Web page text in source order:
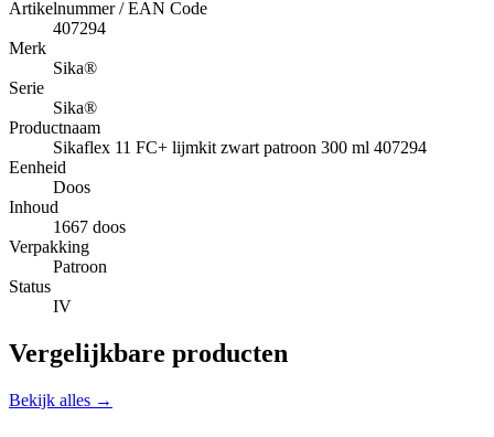
Artikelnummer / EAN Code
407294
Merk
Sika®
Serie
Sika®
Productnaam
Sikaflex 11 FC+ lijmkit zwart patroon 300 ml 407294
Eenheid
Doos
Inhoud
1667 doos
Verpakking
Patroon
Status
IV
Vergelijkbare producten
Bekijk alles →